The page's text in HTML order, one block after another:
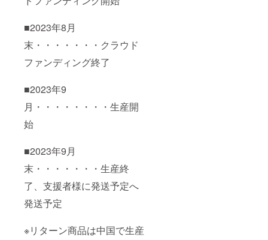
■2023年8月
末・・・・・・・クラウド
ファンディング終了
■2023年9
月・・・・・・・・生産開
始
■2023年9月
末・・・・・・・生産終
了、支援者様に発送予定へ
発送予定
※リターン商品は中国で生産